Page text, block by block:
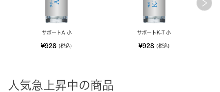
サポートA 小
¥928 (税込)
サポートK-T 小
¥928 (税込)
人気急上昇中の商品